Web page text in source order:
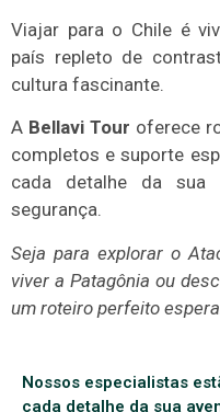
Viajar para o Chile é
país repleto de
cultura fascinante.
A Bellavi Tour oferece
completos e suporte
cada detalhe da sua
segurança.
Seja para explorar o
viver a Patagônia ou
um roteiro perfeito
Nossos especialistas
cada detalhe da sua